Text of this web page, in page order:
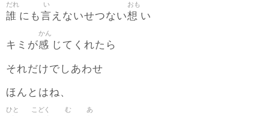
誰
だれ
にも言
い
えないせつない想
おも
い
キミが感
かん
じてくれたら
それだけでしあわせ
ほんとはね、
ひと こどく む あ